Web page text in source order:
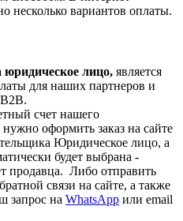
несколько вариантов оплаты.
юридическое лицо, является
для наших партнеров и
счет нашего
оформить заказ на сайте
Юридическое лицо, а
будет выбрана -
продавца. Либо отправить
связи на сайте, а также
запрос на WhatsApp или email